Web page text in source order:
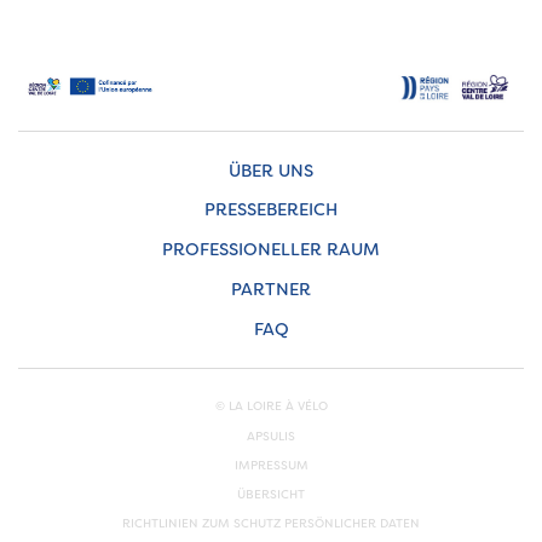
ÜBER UNS
PRESSEBEREICH
PROFESSIONELLER RAUM
PARTNER
FAQ
© LA LOIRE À VÉLO
APSULIS
IMPRESSUM
ÜBERSICHT
RICHTLINIEN ZUM SCHUTZ PERSÖNLICHER DATEN